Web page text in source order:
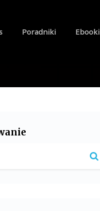
Poradniki Ebooki